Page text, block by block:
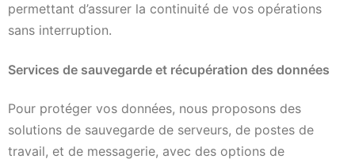
permettant d’assurer la continuité de vos opérations
sans interruption.
Services de sauvegarde et récupération des données
Pour protéger vos données, nous proposons des
solutions de sauvegarde de serveurs, de postes de
travail, et de messagerie, avec des options de